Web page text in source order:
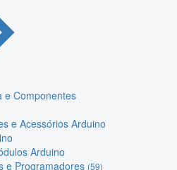
e Componentes
e Acessórios Arduino
Arduino
e Programadores (59)